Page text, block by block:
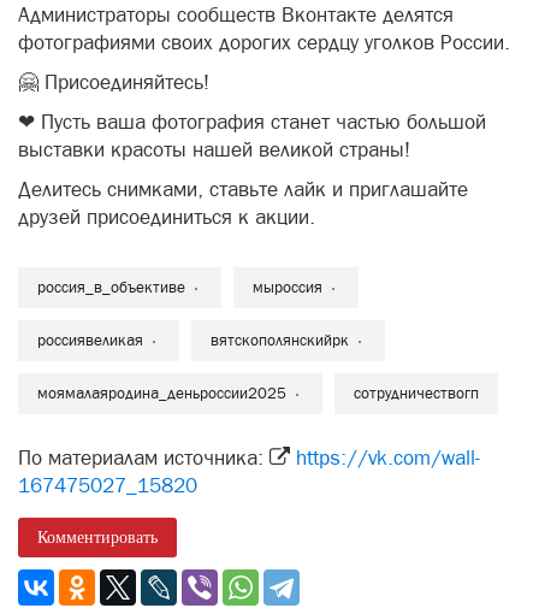
Администраторы сообществ Вконтакте делятся
фотографиями своих дорогих сердцу уголков России.
🤗 Присоединяйтесь!
❤ Пусть ваша фотография станет частью большой
выставки красоты нашей великой страны!
Делитесь снимками, ставьте лайк и приглашайте
друзей присоединиться к акции.
россия_в_объективе мыроссия
россиявеликая вятскополянскийрк
моямалаяродина_деньроссии2025 сотрудничествогп
По материалам источника:
https://vk.com/wall-
167475027_15820
Комментировать